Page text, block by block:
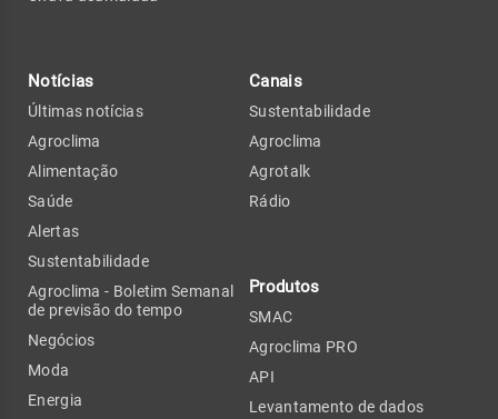
Notícias
Últimas notícias
Agroclima
Alimentação
Saúde
Alertas
Sustentabilidade
Agroclima - Boletim Semanal
de previsão do tempo
Negócios
Moda
Energia
Canais
Sustentabilidade
Agroclima
Agrotalk
Rádio
Produtos
SMAC
Agroclima PRO
API
Levantamento de dados